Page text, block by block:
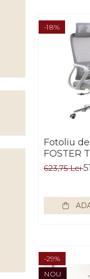
-18%
Fotoliu
FOSTER
623,75 Lei
-29%
NOU